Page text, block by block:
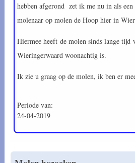
hebben afgerond zet ik me nu in als
molenaar op molen de Hoop hier in
Hiermee heeft de molen sinds lange tijd
Wieringerwaard woonachtig is.
Ik zie u graag op de molen, ik ben er
Periode van
24-04-2019